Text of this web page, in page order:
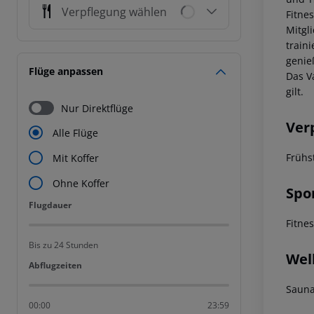
Verpflegung wählen
Flüge anpassen
Nur Direktflüge
Alle Flüge
Mit Koffer
Ohne Koffer
Flugdauer
Flugdauer
Bis zu 24 Stunden
Abflugzeiten
Abflugzeiten
00:00 23:59
Das
gilt.